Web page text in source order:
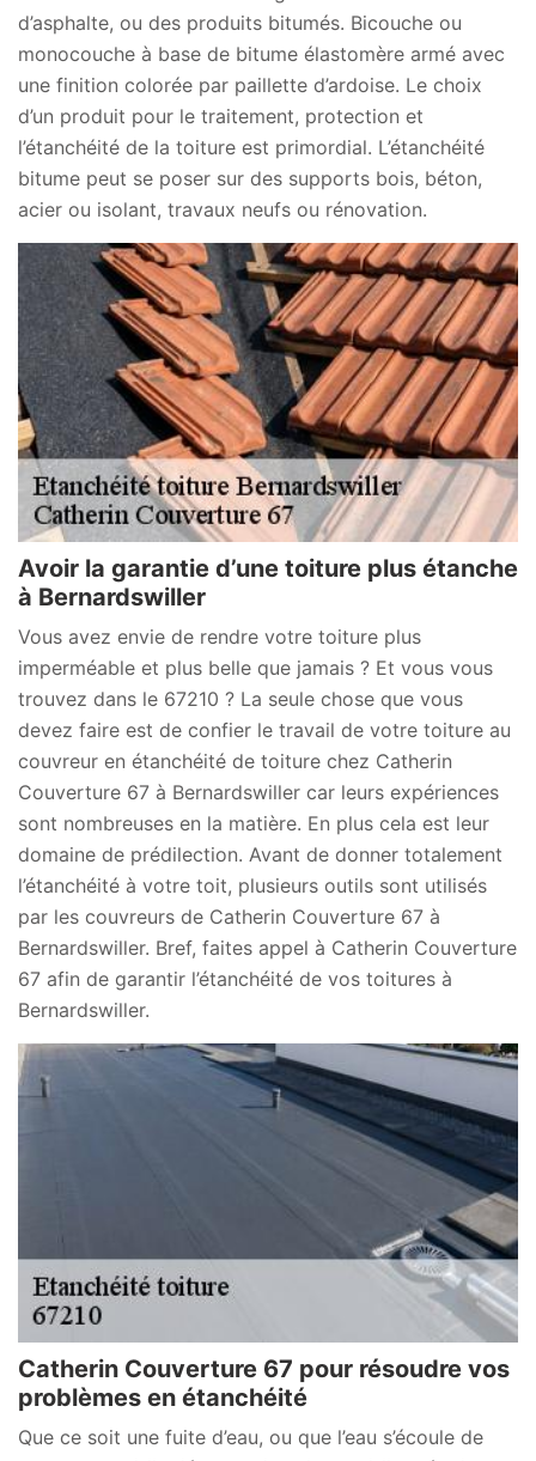
d’asphalte, ou des produits bitumés. Bicouche ou
monocouche à base de bitume élastomère armé avec
une finition colorée par paillette d’ardoise. Le choix
d’un produit pour le traitement, protection et
l’étanchéité de la toiture est primordial. L’étanchéité
bitume peut se poser sur des supports bois, béton,
acier ou isolant, travaux neufs ou rénovation.
Avoir la garantie d’une toiture plus étanche
à Bernardswiller
Vous avez envie de rendre votre toiture plus
imperméable et plus belle que jamais ? Et vous vous
trouvez dans le 67210 ? La seule chose que vous
devez faire est de confier le travail de votre toiture au
couvreur en étanchéité de toiture chez Catherin
Couverture 67 à Bernardswiller car leurs expériences
sont nombreuses en la matière. En plus cela est leur
domaine de prédilection. Avant de donner totalement
l’étanchéité à votre toit, plusieurs outils sont utilisés
par les couvreurs de Catherin Couverture 67 à
Bernardswiller. Bref, faites appel à Catherin Couverture
67 afin de garantir l’étanchéité de vos toitures à
Bernardswiller.
Catherin Couverture 67 pour résoudre vos
problèmes en étanchéité
Que ce soit une fuite d’eau, ou que l’eau s’écoule de